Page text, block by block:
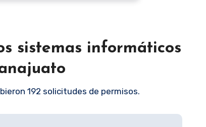
sistemas informáticos
192 solicitudes de permisos.